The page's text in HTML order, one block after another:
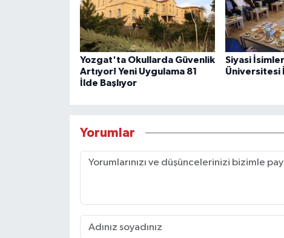
Yozgat'ta Okullarda Güvenlik
Artıyor! Yeni Uygulama 81
İlde Başlıyor
Siyasi
Üniversitesi
Yorumlar